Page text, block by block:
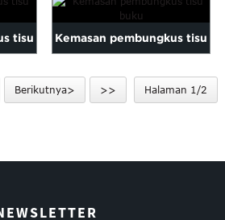
disesuaikan...
tisu
Kemasan pembungkus tisu
Berikutnya> >> Halaman 1/2